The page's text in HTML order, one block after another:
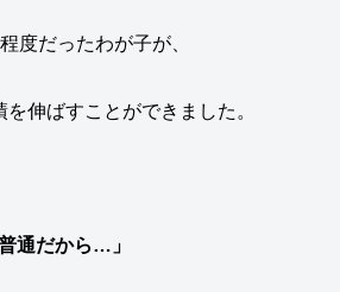
程度だったわが子が、
伸ばすことができました。
通だから…」